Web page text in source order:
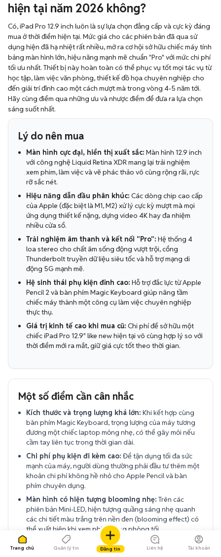
Trang chủ Quản lý tin Đăng tin Liên hệ Tài khoản
hiện tại năm 2026 không?
Có, iPad Pro 12.9 inch luôn là sự lựa chọn đẳng cấp và cực kỳ đáng
mua ở thời điểm hiện tại. Mức giá cho các phiên bản đã qua sử
dụng hiện đã hạ nhiệt rất nhiều, mở ra cơ hội sở hữu chiếc máy tính
bảng màn hình lớn, hiệu năng mạnh mẽ chuẩn "Pro" với mức chi phí
tối ưu nhất. Thiết bị này hoàn toàn có thể phục vụ tốt mọi tác vụ từ
học tập, làm việc văn phòng, thiết kế đồ họa chuyên nghiệp cho
đến giải trí đỉnh cao một cách mượt mà trong vòng 4-5 năm tới.
Hãy cùng điểm qua những ưu và nhược điểm để đưa ra lựa chọn
sáng suốt nhất.
Lý do nên mua
Màn hình cực đại, hiển thị xuất sắc: Màn hình 12.9 inch
với công nghệ Liquid Retina XDR mang lại trải nghiệm
xem phim, làm việc và vẽ phác thảo vô cùng rộng rãi, rực
rỡ sắc nét.
Hiệu năng dẫn đầu phân khúc: Các dòng chip cao cấp
của Apple (đặc biệt là M1, M2) xử lý cực kỳ mượt mà mọi
ứng dụng thiết kế nặng, dựng video 4K hay đa nhiệm
nhiều cửa sổ.
Trải nghiệm âm thanh và kết nối "Pro": Hệ thống 4
loa stereo cho chất âm sống động vượt trội, cổng
Thunderbolt truyền dữ liệu siêu tốc và hỗ trợ mạng di
động 5G mạnh mẽ.
Hệ sinh thái phụ kiện đỉnh cao: Hỗ trợ đắc lực từ Apple
Pencil 2 và bàn phím Magic Keyboard giúp nâng tầm
chiếc máy thành một công cụ làm việc chuyên nghiệp
thực thụ.
Giá trị kinh tế cao khi mua cũ: Chi phí để sở hữu một
chiếc iPad Pro 12.9" like new hiện tại vô cùng hợp lý so với
thời điểm mới ra mắt, giữ giá cực tốt theo thời gian.
Một số điểm cần cân nhắc
Kích thước và trọng lượng khá lớn: Khi kết hợp cùng
bàn phím Magic Keyboard, trọng lượng của máy tương
đương một chiếc laptop mỏng nhẹ, có thể gây mỏi nếu
cầm tay liên tục trong thời gian dài.
Chi phí phụ kiện đi kèm cao: Để tận dụng tối đa sức
mạnh của máy, người dùng thường phải đầu tư thêm một
khoản chi phí không hề nhỏ cho Apple Pencil và bàn
phím chuyên dụng.
Màn hình có hiện tượng blooming nhẹ: Trên các
phiên bản Mini-LED, hiện tượng quầng sáng nhẹ quanh
các chi tiết màu trắng trên nền đen (blooming effect) có
thể xuất hiện khi xem phim trong phòng tối.
Hệ điều hành iPadOS vẫn còn hạn chế:Dù hiệu năng
phần cứng ngang ngửa MacBook nhưng iPadOS vẫn